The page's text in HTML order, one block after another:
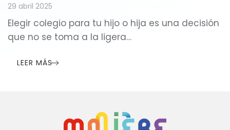
29 abril 2025
Elegir colegio para tu hijo o hija es una decisión
que no se toma a la ligera…
LEER MÁS